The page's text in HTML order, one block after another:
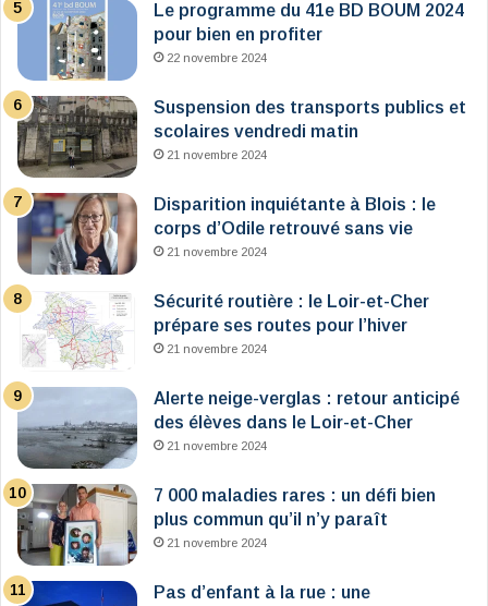
Le programme du 41e BD BOUM 2024
pour bien en profiter
22 novembre 2024
Suspension des transports publics et
scolaires vendredi matin
21 novembre 2024
Disparition inquiétante à Blois : le
corps d’Odile retrouvé sans vie
21 novembre 2024
Sécurité routière : le Loir-et-Cher
prépare ses routes pour l’hiver
21 novembre 2024
Alerte neige-verglas : retour anticipé
des élèves dans le Loir-et-Cher
21 novembre 2024
7 000 maladies rares : un défi bien
plus commun qu’il n’y paraît
21 novembre 2024
Pas d’enfant à la rue : une